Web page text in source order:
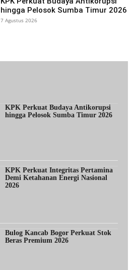
hingga Pelosok Sumba Timur 2026
7 Agustus 2026
KPK Perkuat Budaya Antikorupsi
hingga Pelosok Sumba Timur 2026
KPK Perkuat Integritas Pertamina
Demi Ketahanan Energi Nasional
2026
Bulog Kancab Bogor Perkuat Stok
Beras Premium 2026